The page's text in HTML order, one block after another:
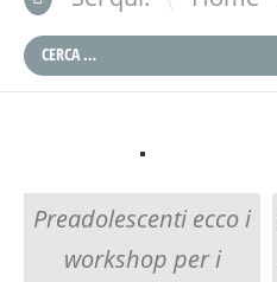
Preadolescenti ecco i
workshop per i